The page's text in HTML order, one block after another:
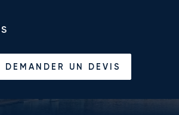
DEMANDER UN DEVIS